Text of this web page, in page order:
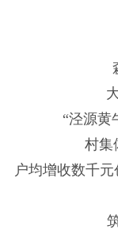
“泾源黄
村集
户均增收数千